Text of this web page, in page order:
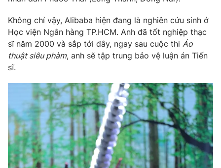
Cơ quan chủ quản: Đài Truyền hình Việt Nam
Cơ quan báo chí:Thời báo VTV
Giấy phép hoạt động báo in và báo điện tử số 483/GP-BTTTT
cấp ngày 29/12/2023
Phó Tổng Biên tập: Nguyễn Thị Mỹ Hạnh, Phạm Quốc Thắng,
Nguyễn Trọng Ninh
Tổng đài VTV:024.38 355 931 - 024.38 355 932
Ðiện thoại Thời báo VTV:024.66 897 897
Email:toasoan@vtv.vn
Liên hệ quảng cáo:024-7300.7108
Không chỉ vậy, Alibaba hiện đang là nghiên cứu sinh ở
Học viện Ngân hàng TP.HCM. Anh đã tốt nghiệp thạc
sĩ năm 2000 và sắp tới đây, ngay sau cuộc thi Ảo
thuật siêu phàm, anh sẽ tập trung bảo vệ luận án Tiến
sĩ.